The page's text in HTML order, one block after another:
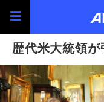
歴代米大統領